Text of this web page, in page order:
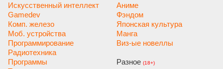
Искусственный интеллект
Gamedev
Комп. железо
Моб. устройства
Программирование
Радиотехника
Программы
Аниме
Фэндом
Японская культура
Манга
Виз-ые новеллы
Разное (18+)